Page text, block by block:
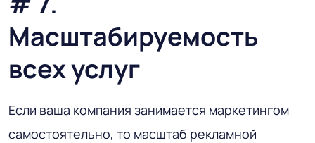
Масштабируемость
всех услуг
Если ваша компания занимается маркетингом
самостоятельно, то масштаб рекламной